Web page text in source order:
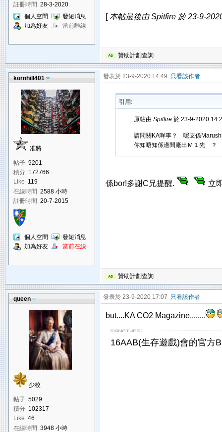
註冊時間 28-3-2020
個人空間
發短消息
加為好友
當前離線
[本帖最後由 Spitfire 於 23-9-
贊助計劃查詢
kornhill401
准將
帖子 9201
積分 172766
Like 119
在線時間 2588 小時
註冊時間 20-7-2015
個人空間
發短消息
加為好友
當前在線
發表於 23-9-2020 14:49 只看該作者
引用:
原帖由 Spitfire於 23-9-2020
請問關KA咩事？ 呢支係
你知唔知係邊間廠出Ｍ１先 ？
係bor!多謝C兄提醒. 立
贊助計劃查詢
queen
少校
帖子 5029
積分 102317
Like 46
在線時間 3948 小時
發表於 23-9-2020 17:07 只看該作者
but....KA CO2 Magazine........
16AAB(生存遊戲)會的官方